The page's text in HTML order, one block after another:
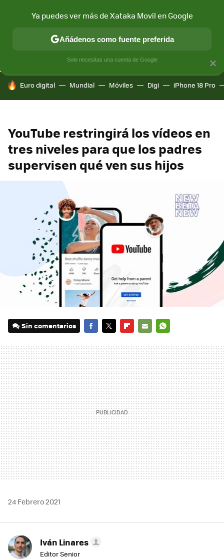
CONECTIVIDAD MÓVIL Y SOCIEDAD APLICACIONES
HOY SE HABLA DE
Euro digital Mundial Móviles Digi iPhone 18 Pro
YouTube restringirá los vídeos en
tres niveles para que los padres
supervisen qué ven sus hijos
Sin comentarios
MAIL
24 Febrero 2021
Iván Linares
Editor Senior
×
Ya puedes ver más de Xataka Movil en Google
Añádenos como fuente preferida
Solo necesitas una cuenta de Google